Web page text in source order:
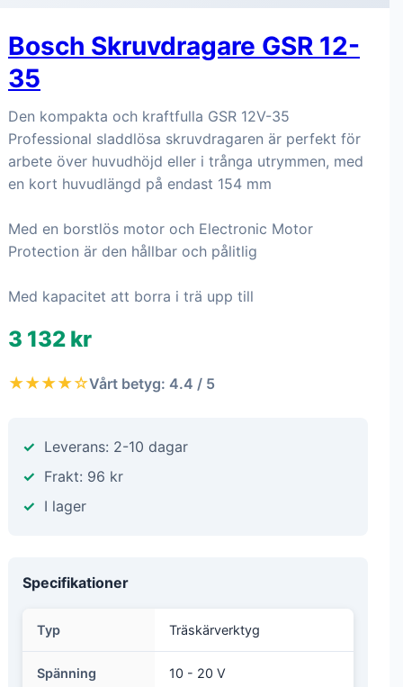
Bosch Skruvdragare GSR 12-
35
Den kompakta och kraftfulla GSR 12V-35
Professional sladdlösa skruvdragaren är perfekt för
arbete över huvudhöjd eller i trånga utrymmen, med
en kort huvudlängd på endast 154 mm
Med en borstlös motor och Electronic Motor
Protection är den hållbar och pålitlig
Med kapacitet att borra i trä upp till
3 132 kr
★★★★☆Vårt betyg: 4.4 / 5
Leverans: 2-10 dagar
Frakt: 96 kr
I lager
Specifikationer
Typ Träskärverktyg
Spänning 10 - 20 V